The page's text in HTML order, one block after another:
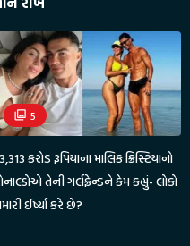
5
કરોડ રૂપિયાના માલિક ક્રિસ્ટિયાનો
તેની ગર્લફ્રેન્ડને કેમ કહ્યું- લોકો
ઈર્ષ્યા કરે છે?